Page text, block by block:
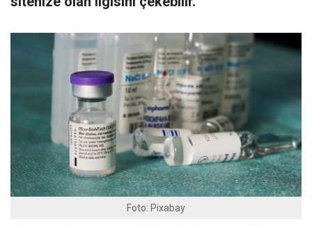
Foto: Pixabay